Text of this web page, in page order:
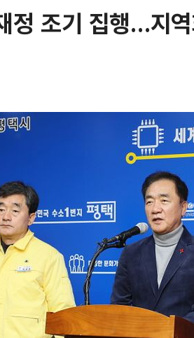
정 조기 집행…지